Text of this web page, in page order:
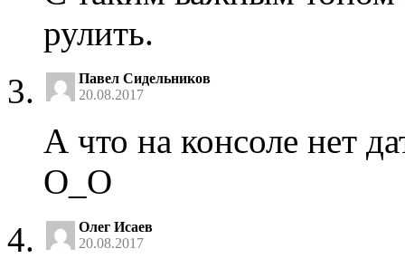
рулить.
Павел Сидельников
20.08.2017
А что на консоле нет
О_О
Олег Исаев
20.08.2017